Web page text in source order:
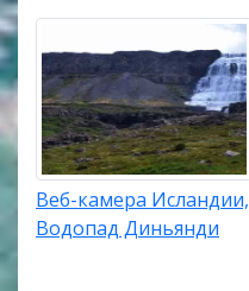
Веб-камера Исландии,
Водопад Диньянди